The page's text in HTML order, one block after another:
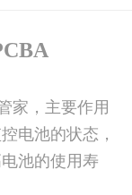
家，主要作用
电池的状态，
池的使用寿